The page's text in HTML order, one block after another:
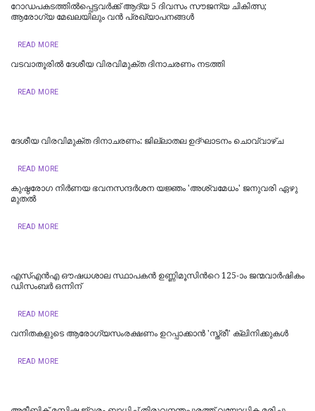
റോഡപകടത്തില്‍പ്പെട്ടവർക്ക് ആദ്യ 5 ദിവസം സൗജന്യ ചികിത്സ;
ആരോഗ്യ മേഖലയിലും വൻ പ്രഖ്യാപനങ്ങൾ
READ MORE
വടവാതൂരില്‍ ദേശീയ വിരവിമുക്ത ദിനാചരണം നടത്തി
READ MORE
ദേശീയ വിരവിമുക്ത ദിനാചരണം: ജില്ലാതല ഉദ്ഘാടനം ചൊവ്വാഴ്ച
READ MORE
കുഷ്ഠരോഗ നിര്‍ണയ ഭവനസന്ദര്‍ശന യജ്ഞം 'അശ്വമേധം' ജനുവരി ഏഴു
മുതല്‍
READ MORE
എസ്എന്‍എ ഔഷധശാല സ്ഥാപകന്‍ ഉണ്ണിമൂസിന്‍റെ 125-ാം ജന്മവാര്‍ഷികം
ഡിസംബര്‍ ഒന്നിന്
READ MORE
വനിതകളുടെ ആരോഗ്യസംരക്ഷണം ഉറപ്പാക്കാൻ 'സ്ത്രീ' ക്ലിനിക്കുകൾ
READ MORE